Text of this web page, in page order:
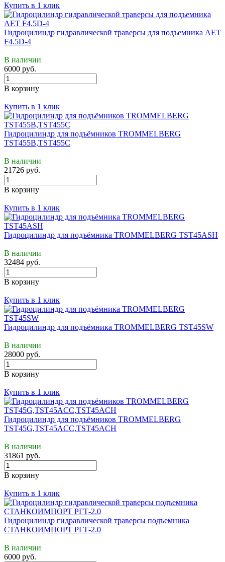
Купить в 1 клик
Гидроцилиндр гидравлической траверсы для подъемника АЕТ
F4.5D-4
В наличии
6000 руб.
В корзину
Купить в 1 клик
Гидроцилиндр для подъёмников TROMMELBERG
TST455B,TST455C
В наличии
21726 руб.
В корзину
Купить в 1 клик
Гидроцилиндр для подъёмника TROMMELBERG TST45ASH
В наличии
32484 руб.
В корзину
Купить в 1 клик
Гидроцилиндр для подъёмника TROMMELBERG TST45SW
В наличии
28000 руб.
В корзину
Купить в 1 клик
Гидроцилиндр для подъёмников TROMMELBERG
TST45G,TST45ACC,TST45ACH
В наличии
31861 руб.
В корзину
Купить в 1 клик
Гидроцилиндр гидравлической траверсы подъемника
СТАНКОИМПОРТ РГТ-2.0
В наличии
6000 руб.